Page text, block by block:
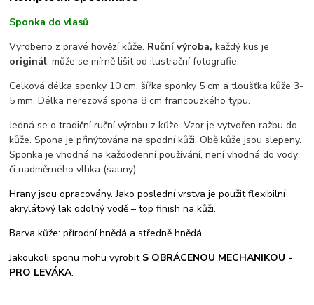
Sponka do vlasů
Vyrobeno z pravé hovězí kůže. Ruční výroba, každý kus je
originál, může se mírně lišit od ilustrační fotografie.
Celková délka sponky 10 cm, šířka sponky 5 cm a tloušťka kůže 3-
5 mm. Délka nerezová spona 8 cm francouzkého typu.
Jedná se o tradiční ruční výrobu z kůže. Vzor je vytvořen ražbu do
kůže. Spona je přinýtována na spodní kůži. Obě kůže jsou slepeny.
Sponka je vhodná na každodenní používání, není vhodná do vody
či nadměrného vlhka (sauny).
Hrany jsou opracovány. Jako poslední vrstva je použit flexibilní
akrylátový lak odolný vodě – top finish na kůži.
Barva kůže: přírodní hnědá a středně hnědá.
Jakoukoli sponu mohu vyrobit S OBRÁCENOU MECHANIKOU -
PRO LEVÁKA.